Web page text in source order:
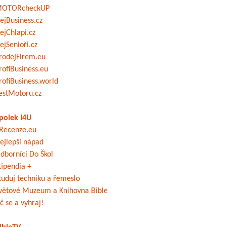
I4U
nápad
Do Škol
+
techniku a řemeslo
Muzeum a Knihovna Bible
se a vyhraj!